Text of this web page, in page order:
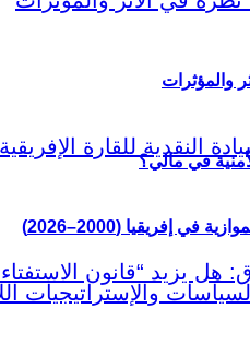
في مالي؟
والمؤثرات
إفريقيا (2000–2026)